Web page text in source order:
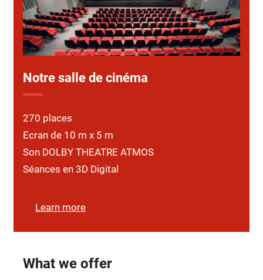
Notre salle de cinéma
270 places
Ecran de 10 m x 5 m
Son DOLBY THEATRE ATMOS
Séances en 3D Digital
Learn more
What we offer